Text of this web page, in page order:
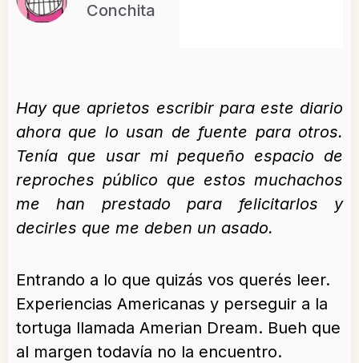
Conchita
Hay que aprietos escribir para este diario
ahora que lo usan de fuente para otros.
Tenía que usar mi pequeño espacio de
reproches público que estos muchachos
me han prestado para felicitarlos y
decirles que me deben un asado.
Entrando a lo que quizás vos querés leer.
Experiencias Americanas y perseguir a la
tortuga llamada Amerian Dream. Bueh que
al margen todavía no la encuentro.